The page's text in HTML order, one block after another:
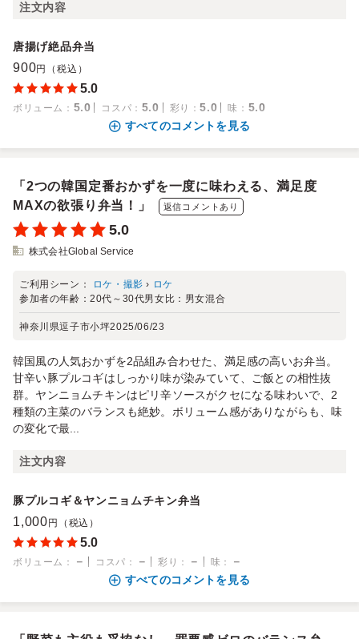
注文内容
唐揚げ絶品弁当
900円（税込）
5.0
ボリューム ： 5.0 コスパ ： 5.0 彩り ：5.0 味 ： 5.0
すべてのコメントを見る
「2つの韓国定番おかずを一度に味わえる、満足度
MAXの欲張り弁当！」
返信コメントあり
5.0
株式会社Global Service
ご利用シーン： ロケ・撮影 › ロケ
参加者の年齢：20代～30代男女比： 男女混合
神奈川県逗子市小坪2025/06/23
韓国風の人気おかずを2品組み合わせた、満足感の高いお弁当。
甘辛い豚プルコギはしっかり味が染みていて、ご飯との相性抜
群。ヤンニョムチキンはピリ辛ソースがクセになる味わいで、2
種類の主菜のバランスも絶妙。ボリューム感がありながらも、味
の変化で最...
注文内容
豚プルコギ＆ヤンニョムチキン弁当
1,000 円（税込）
5.0
ボリューム ： － コスパ ： － 彩り ： － 味 ：
－
すべてのコメントを見る